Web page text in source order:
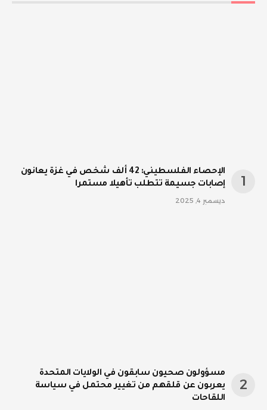
الإحصاء الفلسطيني: 42 ألف شخص في غزة يعانون
إصابات جسيمة تتطلب تأهيلا مستمرا
ديسمبر 4, 2025
مسؤولون صحيون سابقون في الولايات المتحدة
يعربون عن قلقهم من تغيير محتمل في سياسة
اللقاحات